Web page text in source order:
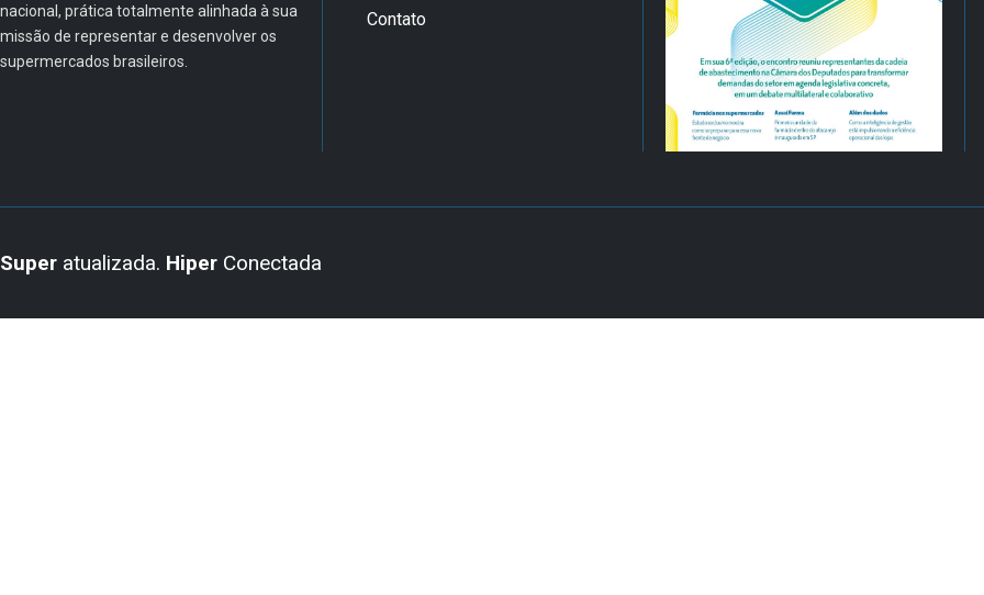
nacional, prática totalmente alinhada à sua
missão de representar e desenvolver os
supermercados brasileiros.
Contato
Super atualizada. Hiper Conectada